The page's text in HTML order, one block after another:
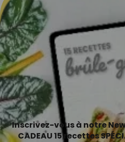
Inscrivez-vous à notre
CADEAU 15 recettes